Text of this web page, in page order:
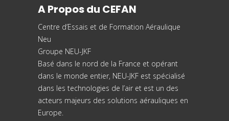
A Propos du CEFAN
Centre d’Essais et de Formation Aéraulique
Neu
Groupe NEU-JKF
Basé dans le nord de la France et opérant
dans le monde entier, NEU-JKF est spécialisé
dans les technologies de l’air et est un des
acteurs majeurs des solutions aérauliques en
Europe.